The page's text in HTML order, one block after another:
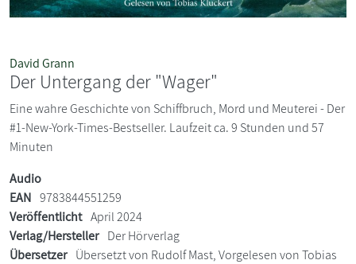
David Grann
Der Untergang der "Wager"
Eine wahre Geschichte von Schiffbruch, Mord und Meuterei - Der
#1-New-York-Times-Bestseller. Laufzeit ca. 9 Stunden und 57
Minuten
Audio
EAN 9783844551259
Veröffentlicht April 2024
Verlag/Hersteller Der Hörverlag
Übersetzer Übersetzt von Rudolf Mast, Vorgelesen von Tobias